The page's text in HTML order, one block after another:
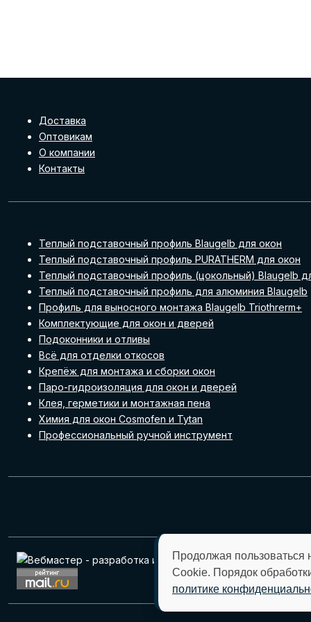
Доставка
Оптовикам
О компании
Контакты
Теплый подставочный профиль Blaugelb для окон
Теплый подставочный профиль PURATHERM для окон
Теплый подставочный профиль (цокольный) Blaugelb
Теплый подставочный профиль для алюминия Blaugelb
Профиль для выносного монтажа Blaugelb Triothrerm+
Комплектующие для окон и дверей
Подоконники и отливы
Всё для отделки откосов
Крепёж для монтажа и сборки окон
Паро-гидроизоляция для окон и дверей
Клея, герметики и монтажная пена
Химия для окон Cosmofen и Tytan
Профессиональный ручной инструмент
Продолжая
Cookie. Порядок
политике